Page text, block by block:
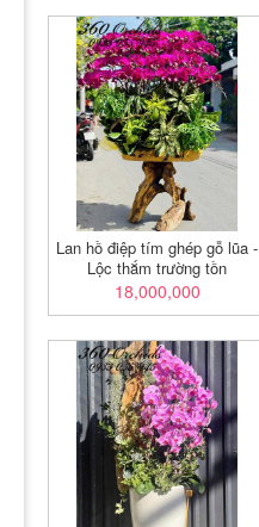
Lan hồ điệp tím ghép gỗ lũa -
Lộc thắm trường tồn
18,000,000